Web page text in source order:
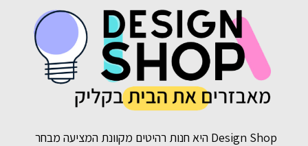
Design Shop היא חנות רהיטים מקוונת המציעה מבחר